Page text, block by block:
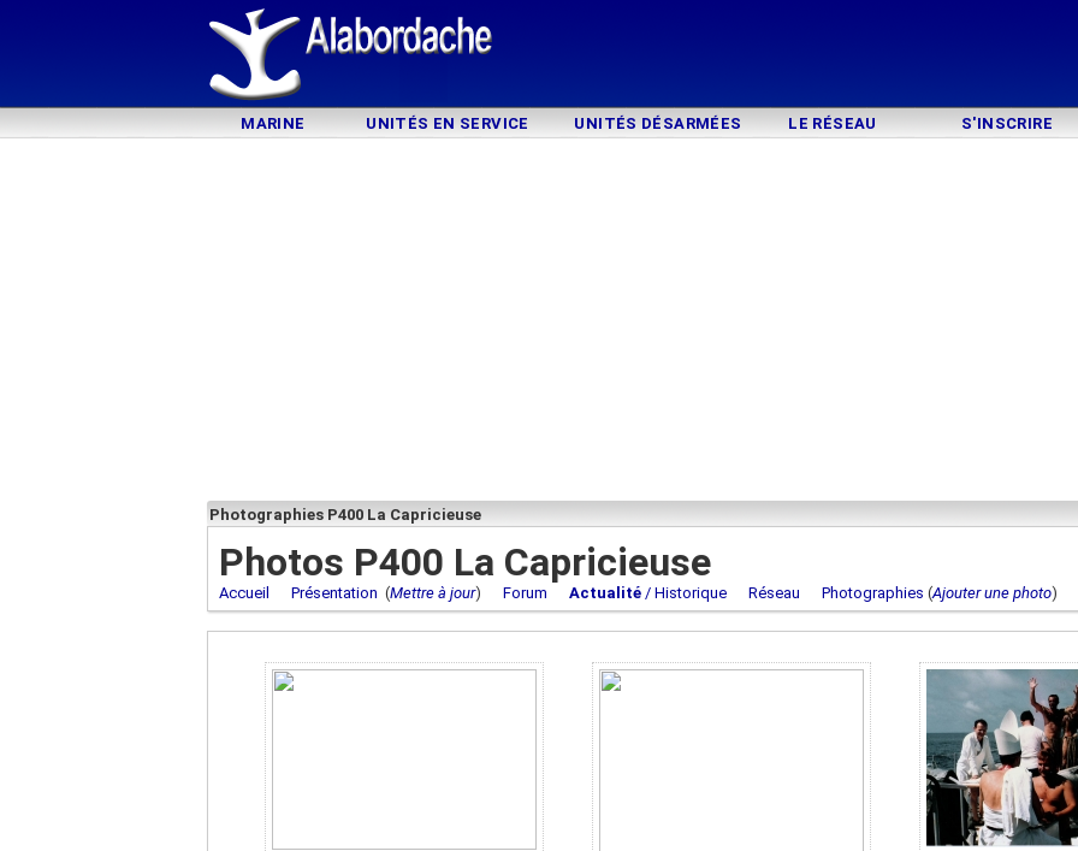
MARINE UNITÉS EN SERVICE UNITÉS DÉSARMÉES LE RÉSEAU S'INSCRIRE
Photographies P400 La Capricieuse
Photos P400 La Capricieuse
Accueil Présentation (Mettre à jour) Forum Actualité / Historique Réseau Photographies (Ajouter une photo)